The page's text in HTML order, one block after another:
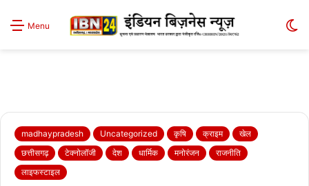
Menu
madhaypradesh Uncategorized कृषि क्राइम
खेल
छत्तीसगढ़
टेक्नोलॉजी देश धार्मिक मनोरंजन
राजनीति
लाइफस्टाइल